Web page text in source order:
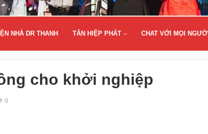
NHÀ DR THANH TÂN HIỆP PHÁT CHAT VỚI MỌI NGƯỜI
cho khởi nghiệp
0